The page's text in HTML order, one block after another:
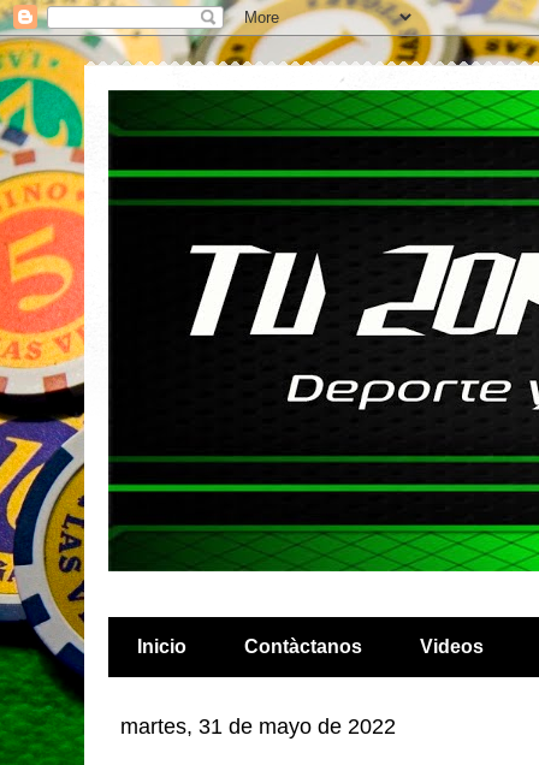
Inicio Contàctanos Videos
martes, 31 de mayo de 2022